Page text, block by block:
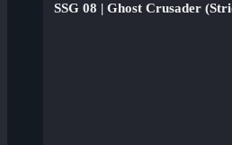
SSG 08 | Ghost Crusader